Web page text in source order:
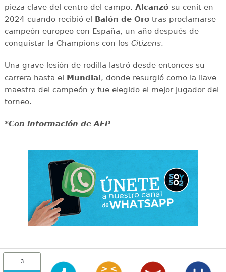
pieza clave del centro del campo. Alcanzósu cenit en
2024 cuando recibió el Balón de Orotras proclamarse
campeón europeo con España, un año después de
conquistar la Champions con los Citizens.
Una grave lesión de rodilla lastró desde entonces su
carrera hasta el Mundial, donde resurgió como la llave
maestra del campeón y fue elegido el mejor jugador del
torneo.
*Con información de AFP
3